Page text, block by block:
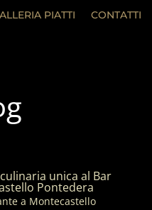
PIATTI CONTATTI
unica al Bar
Pontedera
a Montecastello